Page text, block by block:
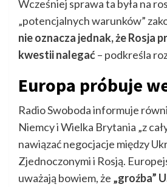
Wcześniej sprawa ta była na
„potencjalnych warunków”
nie oznacza jednak, że Rosja
kwestii nalegać– podkreśla
Europa próbuje
Radio Swoboda informuje
Niemcy i Wielka Brytania „z
nawiązać negocjacje między
Zjednoczonymi i Rosją.
uważają bowiem, że „groźba”